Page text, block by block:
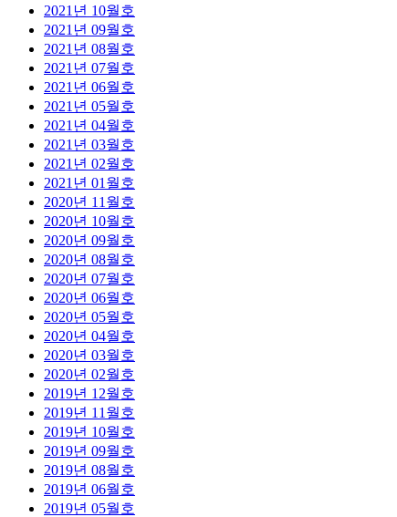
2021년 10월호
2021년 09월호
2021년 08월호
2021년 07월호
2021년 06월호
2021년 05월호
2021년 04월호
2021년 03월호
2021년 02월호
2021년 01월호
2020년 11월호
2020년 10월호
2020년 09월호
2020년 08월호
2020년 07월호
2020년 06월호
2020년 05월호
2020년 04월호
2020년 03월호
2020년 02월호
2019년 12월호
2019년 11월호
2019년 10월호
2019년 09월호
2019년 08월호
2019년 06월호
2019년 05월호